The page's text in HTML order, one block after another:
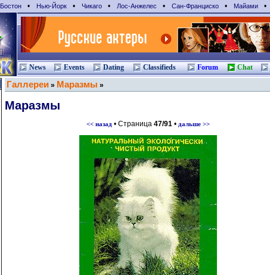
Бостон • Нью-Йорк • Чикаго • Лос-Анжелес • Сан-Франциcко • Майами •
News Events Dating Classifieds Forum Chat
Галлереи » Маразмы »
Маразмы
<< назад • Страница 47/91 • дальше >>